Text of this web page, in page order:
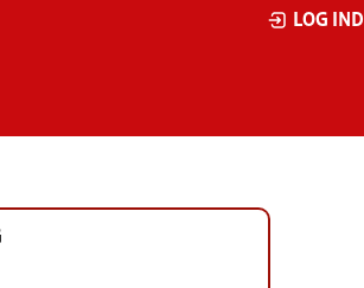
LOG IND